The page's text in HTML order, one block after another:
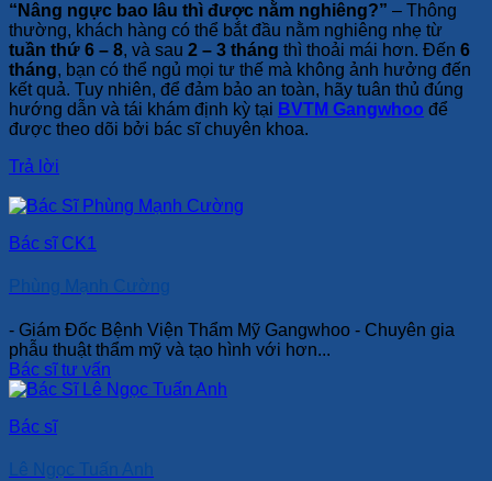
“Nâng ngực bao lâu thì được nằm nghiêng?” – Thông
thường, khách hàng có thể bắt đầu nằm nghiêng nhẹ từ
tuần thứ 6 – 8, và sau 2 – 3 tháng thì thoải mái hơn. Đến 6
tháng, bạn có thể ngủ mọi tư thế mà không ảnh hưởng đến
kết quả. Tuy nhiên, để đảm bảo an toàn, hãy tuân thủ đúng
hướng dẫn và tái khám định kỳ tại BVTM Gangwhoo để
được theo dõi bởi bác sĩ chuyên khoa.
Trả lời
Bác sĩ CK1
Phùng Mạnh Cường
- Giám Đốc Bệnh Viện Thẩm Mỹ Gangwhoo - Chuyên gia
phẫu thuật thẩm mỹ và tạo hình với hơn...
Bác sĩ tư vấn
Bác sĩ
Lê Ngọc Tuấn Anh